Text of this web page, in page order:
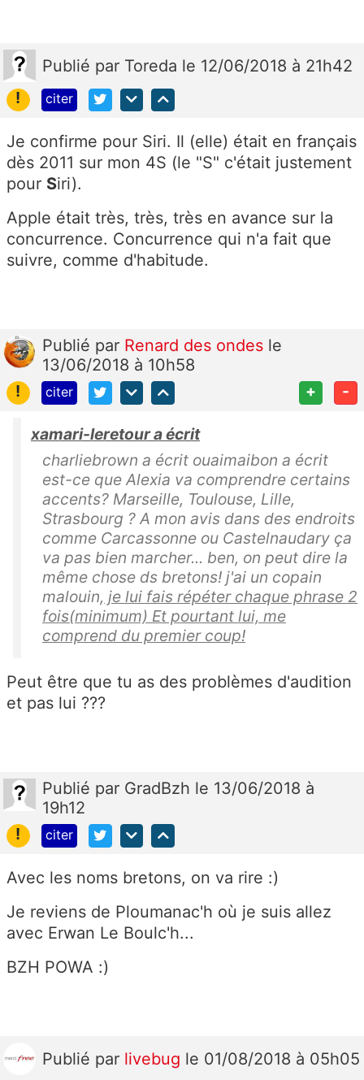
Publié par Toreda le 12/06/2018 à 21h42
!
citer
Je confirme pour Siri. Il (elle) était en français
dès 2011 sur mon 4S (le "S" c'était justement
pour Siri).
Apple était très, très, très en avance sur la
concurrence. Concurrence qui n'a fait que
suivre, comme d'habitude.
Publié par Renard des ondes le
13/06/2018 à 10h58
!
citer + -
xamari-leretour a écrit
charliebrown a écrit ouaimaibon a écrit
est-ce que Alexia va comprendre certains
accents? Marseille, Toulouse, Lille,
Strasbourg ? A mon avis dans des endroits
comme Carcassonne ou Castelnaudary ça
va pas bien marcher... ben, on peut dire la
même chose ds bretons! j'ai un copain
malouin, je lui fais répéter chaque phrase 2
fois(minimum) Et pourtant lui, me
comprend du premier coup!
Peut être que tu as des problèmes d'audition
et pas lui ???
Publié par GradBzh le 13/06/2018 à
19h12
!
citer
Avec les noms bretons, on va rire :)
Je reviens de Ploumanac'h où je suis allez
avec Erwan Le Boulc'h...
BZH POWA :)
Publié par livebug le 01/08/2018 à 05h05